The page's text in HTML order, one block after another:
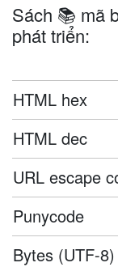
Sách 📚 mã
phát triển:
HTML hex
HTML dec
URL escape
Punycode
Bytes (UTF-8)